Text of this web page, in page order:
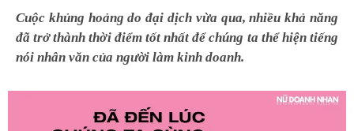
Cuộc khủng hoảng do đại dịch vừa qua, nhiều khả năng
đã trở thành thời điểm tốt nhất để chúng ta thể hiện tiếng
nói nhân văn của người làm kinh doanh.